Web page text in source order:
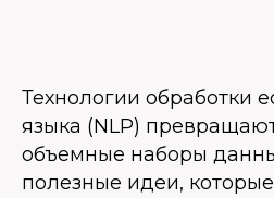
Технологии обработки
языка (NLP)
объемные наборы
полезные идеи,